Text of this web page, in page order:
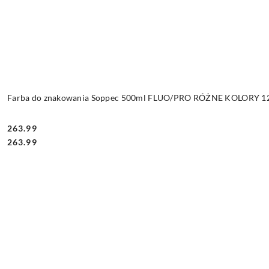
Farba do znakowania Soppec 500ml FLUO/PRO RÓŻNE KOLORY
Cena:
263.99
Cena:
263.99